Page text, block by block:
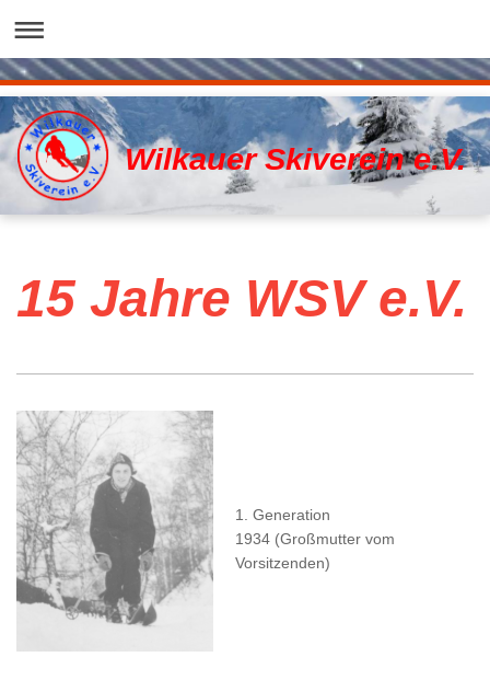
Wilkauer Skiverein e.V.
15 Jahre WSV e.V.
1. Generation
1934 (Großmutter vom
Vorsitzenden)